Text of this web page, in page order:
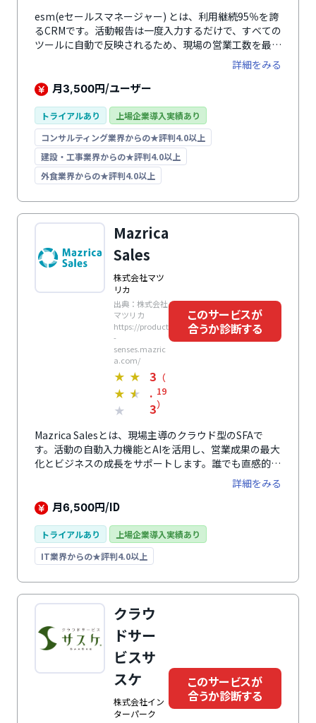
esm(eセールスマネージャー) とは、利用継続95％を誇
るCRMです。活動報告は一度入力するだけで、すべての
ツールに自動で反映されるため、現場の営業工数を最小
限に抑えられます。直感的に理解できるダッシュボード
でリモートでも瞬時に状況を把握でき、無駄なくコミュ
ニケーションを最適化。営業の案件管理から顧客管理機
い、ノウハウの蓄積・分析でさまざまな営業課題を解決
します。導入後もサポートデスク、集合方研修、専任の
顧客アドバイザー、活用支援サイトなどのサポート体制
が整っているため、安心して利用できます。
詳細をみる
月3,500円/ユーザー
トライアルあり
上場企業導入実績あり
コンサルティング業界からの★評判4.0以上
建設・工事業界からの★評判4.0以上
外食業界からの★評判4.0以上
Mazrica
Sales
株式会社マツ
リカ
出典：株式会社
マツリカ
https://product
-
senses.mazric
a.com/
★ ★
★ ★
★
3
.
3
（
19
）
このサービスが
合うか診断する
Mazrica Salesとは、現場主導のクラウド型のSFAで
す。活動の自動入力機能とAIを活用し、営業成果の最大
化とビジネスの成長をサポートします。誰でも直感的に
使いこなせる画面構成が特徴で、モバイルアプリからの
入力もできるため、現場での定着率が圧倒的に高まりま
す。アクション管理機能や、コメント機能、売上や営業
化します。また、slackやGmailなどの連絡ツールや
Sansanなどの名刺管理ツールなど、多くのクラウドツ
ールと連携できるため、営業組織全体のナレッジ共有が
詳細をみる
月6,500円/ID
トライアルあり
上場企業導入実績あり
IT業界からの★評判4.0以上
クラウ
ドサー
ビスサ
スケ
株式会社イン
ターパーク
このサービスが
合うか診断する